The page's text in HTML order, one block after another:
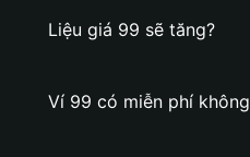
Liệu giá 99 sẽ tăng?
Ví 99 có miễn phí